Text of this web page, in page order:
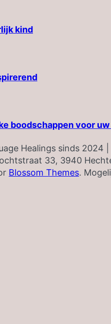
kind
boodschappen voor
Healings sinds 2024
33, 3940
Blossom Themes.